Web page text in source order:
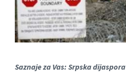
Saznaje za Vas: Srpska dijaspora